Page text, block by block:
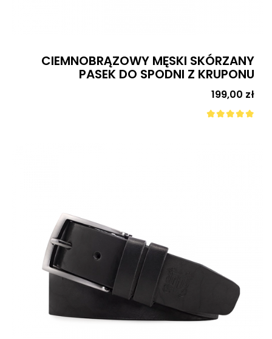
CIEMNOBRĄZOWY MĘSKI SKÓRZANY
PASEK DO SPODNI Z KRUPONU
Cena
199,00 zł